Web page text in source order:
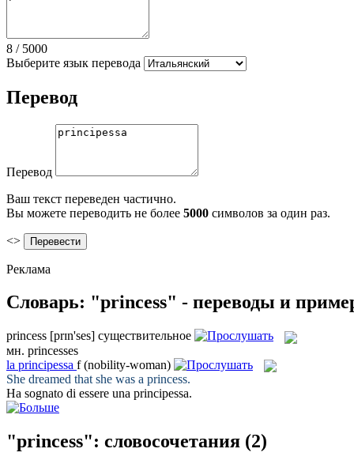
8 / 5000
Выберите язык перевода
Перевод
Перевод
Ваш текст переведен частично.
Вы можете переводить не более 5000 символов за один раз.
<>
Реклама
Словарь: "princess" - переводы и
princess [prɪn'ses] существительное
мн. princesses
la principessa f (nobility-woman)
She dreamed that she was a princess.
Ha sognato di essere una principessa.
"princess": словосочетания (2)